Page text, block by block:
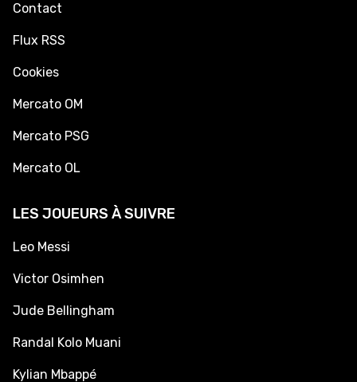
Contact
Flux RSS
Cookies
Mercato OM
Mercato PSG
Mercato OL
LES JOUEURS À SUIVRE
Leo Messi
Victor Osimhen
Jude Bellingham
Randal Kolo Muani
Kylian Mbappé